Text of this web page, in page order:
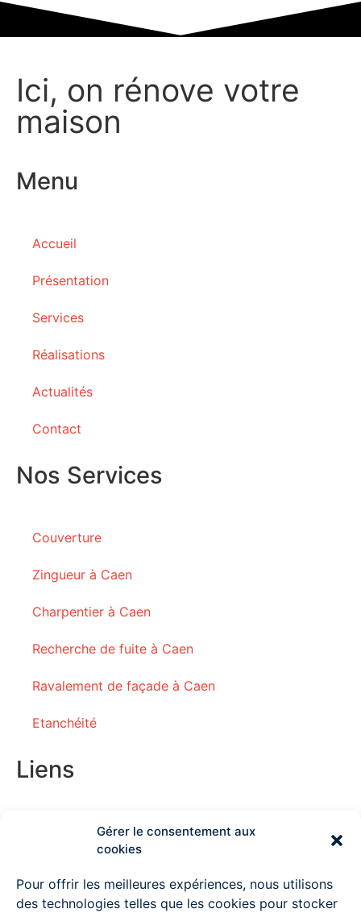
Gérer le consentement aux
cookies
Pour offrir les meilleures expériences, nous utilisons
des technologies telles que les cookies pour stocker
Ici, on rénove votre
maison
Menu
Accueil
Présentation
Services
Réalisations
Actualités
Contact
Nos Services
Couverture
Zingueur à Caen
Charpentier à Caen
Recherche de fuite à Caen
Ravalement de façade à Caen
Etanchéité
Liens
Couvreur Deauville
Couvreur Ouistreham